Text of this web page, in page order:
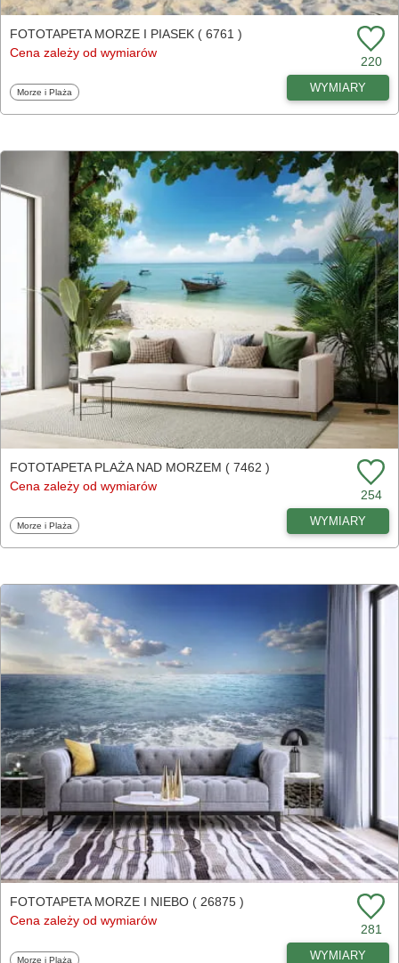
FOTOTAPETA MORZE I PIASEK ( 6761 )
Cena zależy od wymiarów
220
Fototapety
Morze i Plaża WYMIARY
FOTOTAPETA PLAŻA NAD MORZEM ( 7462 )
Cena zależy od wymiarów
254
Fototapety
Morze i Plaża WYMIARY
FOTOTAPETA MORZE I NIEBO ( 26875 )
Cena zależy od wymiarów
281
Fototapety
Morze i Plaża WYMIARY